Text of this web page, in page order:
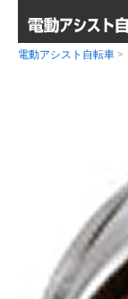
電動アシスト自転車 >